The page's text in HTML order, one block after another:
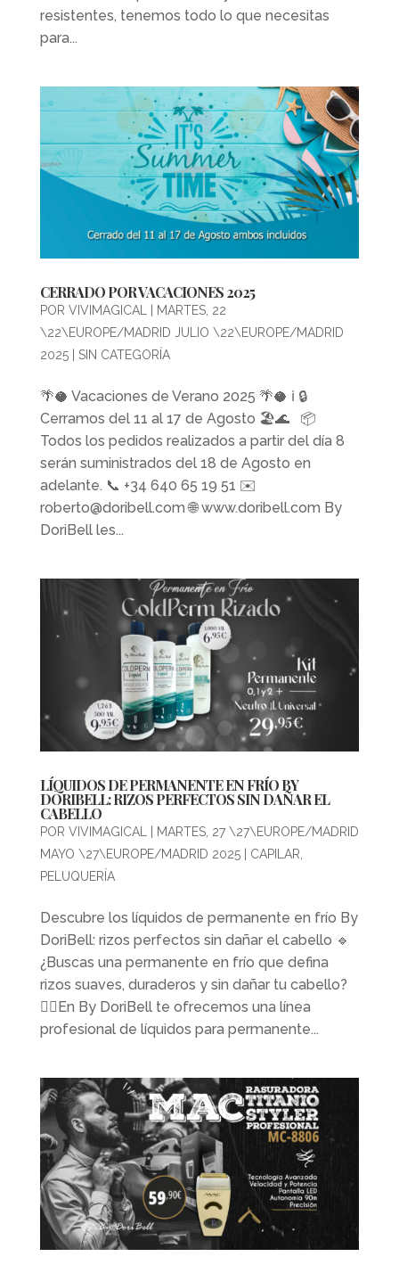
resistentes, tenemos todo lo que necesitas
para...
CERRADO POR VACACIONES 2025
POR VIVIMAGICAL|
MARTES, 22
\22\EUROPE/MADRID JULIO \22\EUROPE/MADRID
2025| SIN CATEGORÍA
🌴​🥥 Vacaciones de Verano 2025 🌴​🥥 ℹ️​ 🔒
Cerramos del 11 al 17 de Agosto ​🏖️​🌊​ 📦​
Todos los pedidos realizados a partir del día 8
serán suministrados del 18 de Agosto en
adelante. 📞 +34 640 65 19 51 ✉️
roberto@doribell.com 🌐 www.doribell.com By
DoriBell les...
LÍQUIDOS DE PERMANENTE EN FRÍO BY
DORIBELL: RIZOS PERFECTOS SIN DAÑAR EL
CABELLO
POR VIVIMAGICAL
MARTES, 27 \27\EUROPE/MADRID
MAYO \27\EUROPE/MADRID 2025| CAPILAR
PELUQUERÍA
Descubre los líquidos de permanente en frío By
DoriBell: rizos perfectos sin dañar el cabello 🔹
¿Buscas una permanente en frío que defina
rizos suaves, duraderos y sin dañar tu cabello?
💇‍♀️En By DoriBell te ofrecemos una línea
profesional de líquidos para permanente...